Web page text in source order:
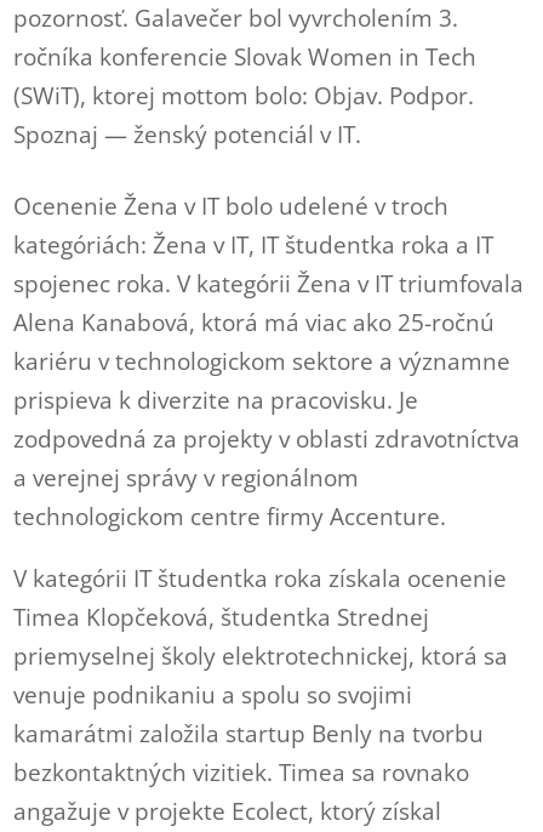
pozornosť. Galavečer bol vyvrcholením 3.
ročníka konferencie Slovak Women in Tech
(SWiT), ktorej mottom bolo: Objav. Podpor.
Spoznaj — ženský potenciál v IT.
Ocenenie Žena v IT bolo udelené v troch
kategóriách: Žena v IT, IT študentka roka a IT
spojenec roka. V kategórii Žena v IT triumfovala
Alena Kanabová, ktorá má viac ako 25-ročnú
kariéru v technologickom sektore a významne
prispieva k diverzite na pracovisku. Je
zodpovedná za projekty v oblasti zdravotníctva
a verejnej správy v regionálnom
technologickom centre firmy Accenture.
V kategórii IT študentka roka získala ocenenie
Timea Klopčeková, študentka Strednej
priemyselnej školy elektrotechnickej, ktorá sa
venuje podnikaniu a spolu so svojimi
kamarátmi založila startup Benly na tvorbu
bezkontaktných vizitiek. Timea sa rovnako
angažuje v projekte Ecolect, ktorý získal